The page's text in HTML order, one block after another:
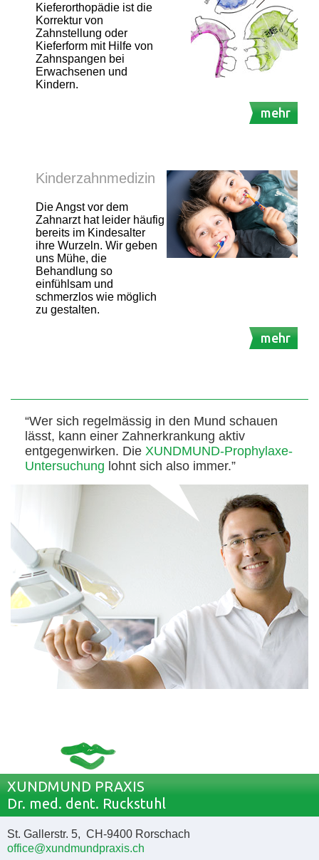
Kieferorthopädie ist die
Korrektur von
Zahnstellung oder
Kieferform mit Hilfe von
Zahnspangen bei
Erwachsenen und
Kindern.
mehr
Kinderzahnmedizin
Die Angst vor dem
Zahnarzt hat leider häufig
bereits im Kindesalter
ihre Wurzeln. Wir geben
uns Mühe, die
Behandlung so
einfühlsam und
schmerzlos wie möglich
zu gestalten.
mehr
“Wer sich regelmässig in den Mund schauen
lässt, kann einer Zahnerkrankung aktiv
entgegenwirken. Die XUNDMUND-Prophylaxe-
Untersuchung lohnt sich also immer.”
XUNDMUND PRAXIS
Dr. med. dent. Ruckstuhl
St. Gallerstr. 5, CH-9400 Rorschach
office@xundmundpraxis.ch